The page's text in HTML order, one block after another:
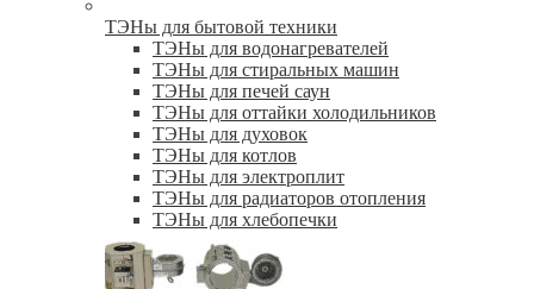
ТЭНы для бытовой техники
ТЭНы для водонагревателей
ТЭНы для стиральных машин
ТЭНы для печей саун
ТЭНы для оттайки холодильников
ТЭНы для духовок
ТЭНы для котлов
ТЭНы для электроплит
ТЭНы для радиаторов отопления
ТЭНы для хлебопечки